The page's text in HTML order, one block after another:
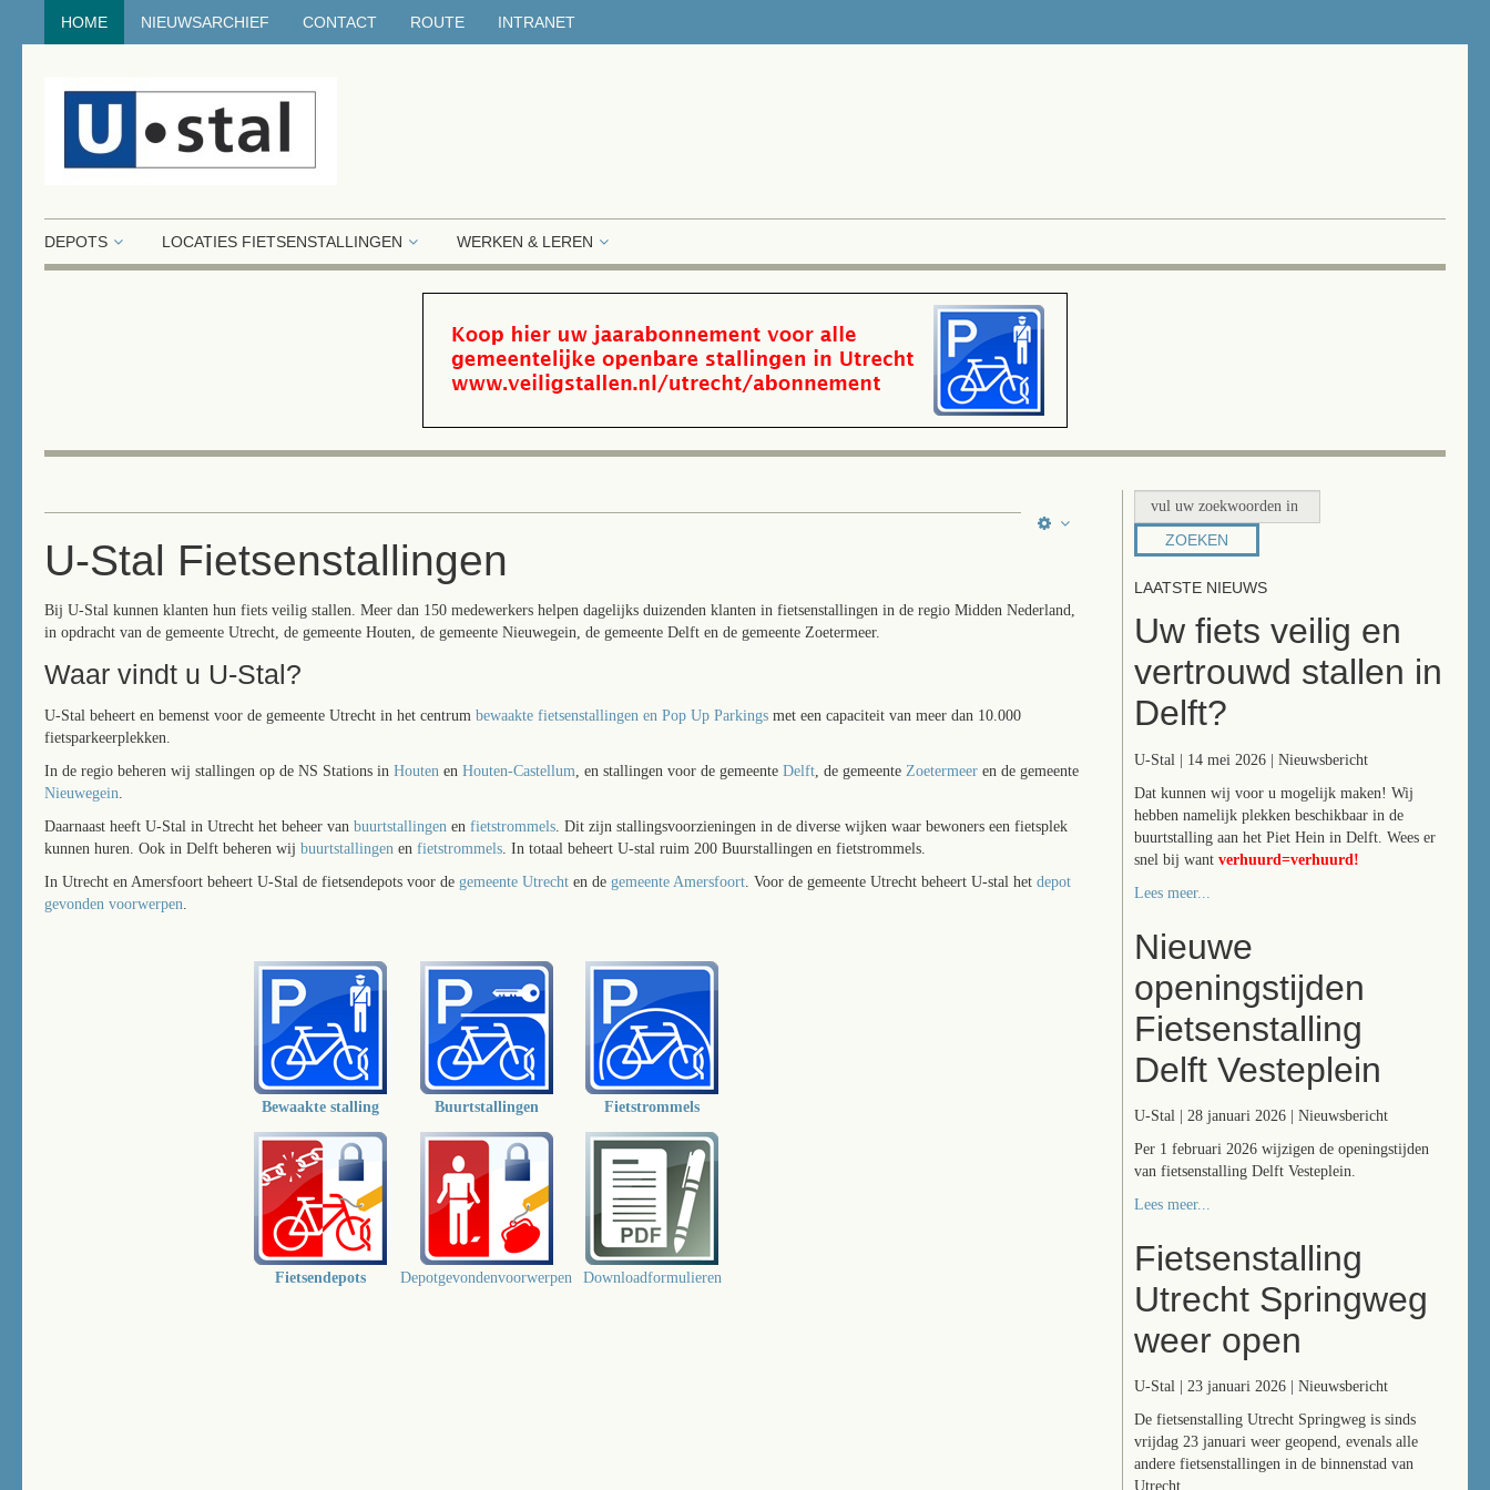
HOME NIEUWSARCHIEF CONTACT ROUTE INTRANET
DEPOTS LOCATIES FIETSENSTALLINGEN WERKEN & LEREN
U-Stal Fietsenstallingen
Bij U-Stal kunnen klanten hun fiets veilig stallen. Meer dan 150 medewerkers helpen dagelijks duizenden klanten in fietsenstallingen in de regio Midden Nederland,
in opdracht van de gemeente Utrecht, de gemeente Houten, de gemeente Nieuwegein, de gemeente Delft en de gemeente Zoetermeer.
Waar vindt u U-Stal?
U-Stal beheert en bemenst voor de gemeente Utrecht in het centrum bewaakte fietsenstallingen en Pop Up Parkings met een capaciteit van meer dan 10.000
fietsparkeerplekken.
In de regio beheren wij stallingen op de NS Stations in Houten en Houten-Castellum , en stallingen voor de gemeente Delft , de gemeente Zoetermeer en de gemeente
Nieuwegein
Daarnaast heeft U-Stal in Utrecht het beheer van buurtstallingen en fietstrommels . Dit zijn stallingsvoorzieningen in de diverse wijken waar bewoners een fietsplek
kunnen huren. Ook in Delft beheren wij buurtstallingen en fietstrommels . In totaal beheert U-stal ruim 200 Buurstallingen en fietstrommels.
In Utrecht en Amersfoort beheert U-Stal de fietsendepots voor de gemeente Utrecht en de gemeente Amersfoort . Voor de gemeente Utrecht beheert U-stal het depot
gevonden voorwerpen
Bewaakte stalling Buurtstallingen Fietstrommels
Fietsendepots Depotgevondenvoorwerpen Downloadformulieren
ZOEKEN
LAATSTE NIEUWS
Uw fiets veilig en
vertrouwd stallen in
Delft?
U-Stal | 14 mei 2026 | Nieuwsbericht
Dat kunnen wij voor u mogelijk maken! Wij
hebben namelijk plekken beschikbaar in de
buurtstalling aan het Piet Hein in Delft. Wees er
snel bij wantverhuurd=verhuurd!
Lees meer...
Nieuwe
openingstijden
Fietsenstalling
Delft Vesteplein
U-Stal | 28 januari 2026 | Nieuwsbericht
Per 1 februari 2026 wijzigen de openingstijden
van fietsenstalling Delft Vesteplein.
Lees meer...
Fietsenstalling
Utrecht Springweg
weer open
U-Stal | 23 januari 2026 | Nieuwsbericht
De fietsenstalling Utrecht Springweg is sinds
vrijdag 23 januari weer geopend, evenals alle
andere fietsenstallingen in de binnenstad van
Utrecht.